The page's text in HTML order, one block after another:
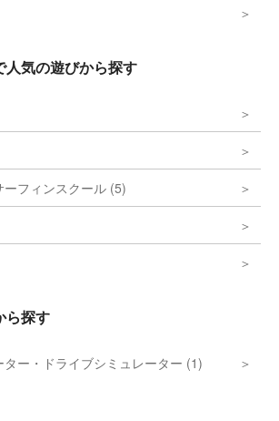
人気の遊びから探す
フィンスクール (5)
ら探す
ー・ドライブシミュレーター (1)